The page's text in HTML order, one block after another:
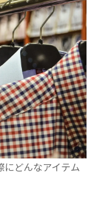
どんなアイテム